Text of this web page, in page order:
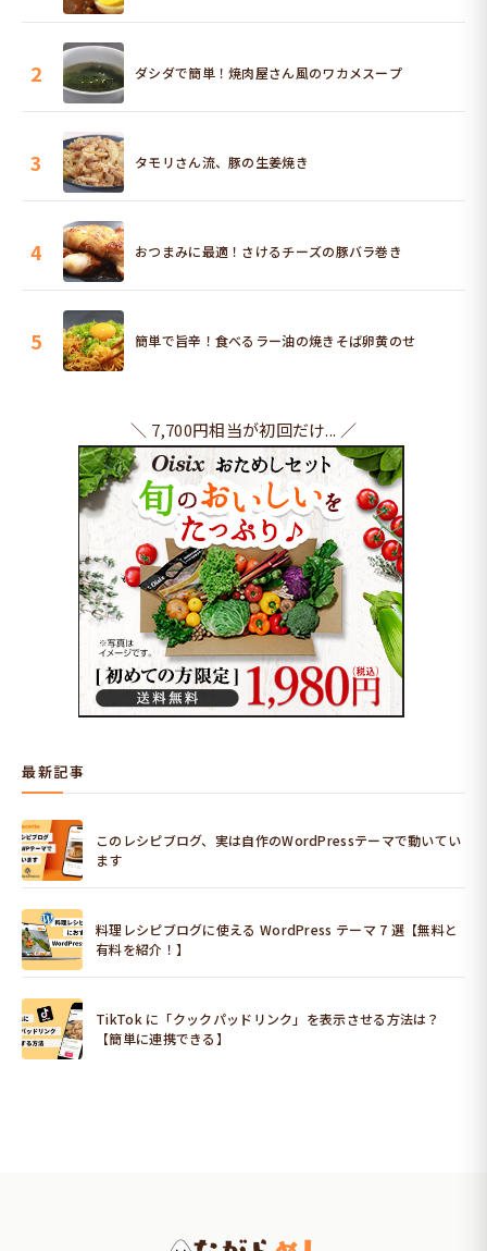
2 ダシダで簡単！焼肉屋さん風のワカメスープ
3 タモリさん流、豚の生姜焼き
4 おつまみに最適！さけるチーズの豚バラ巻き
5 簡単で旨辛！食べるラー油の焼きそば卵黄のせ
＼ 7,700円相当が初回だけ... ／
最新記事
このレシピブログ、実は自作のWordPressテーマで動いてい
ます
料理レシピブログに使える WordPress テーマ 7 選【無料と
有料を紹介！】
TikTok に「クックパッドリンク」を表示させる方法は？
【簡単に連携できる】